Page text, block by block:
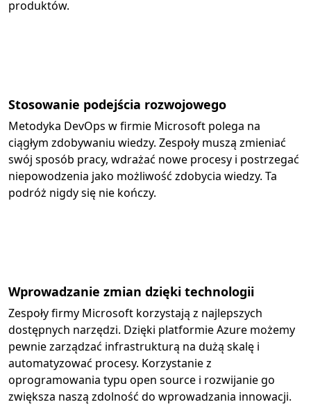
produktów.
Stosowanie podejścia rozwojowego
Metodyka DevOps w firmie Microsoft polega na
ciągłym zdobywaniu wiedzy. Zespoły muszą zmieniać
swój sposób pracy, wdrażać nowe procesy i postrzegać
niepowodzenia jako możliwość zdobycia wiedzy. Ta
podróż nigdy się nie kończy.
Wprowadzanie zmian dzięki technologii
Zespoły firmy Microsoft korzystają z najlepszych
dostępnych narzędzi. Dzięki platformie Azure możemy
pewnie zarządzać infrastrukturą na dużą skalę i
automatyzować procesy. Korzystanie z
oprogramowania typu open source i rozwijanie go
zwiększa naszą zdolność do wprowadzania innowacji.